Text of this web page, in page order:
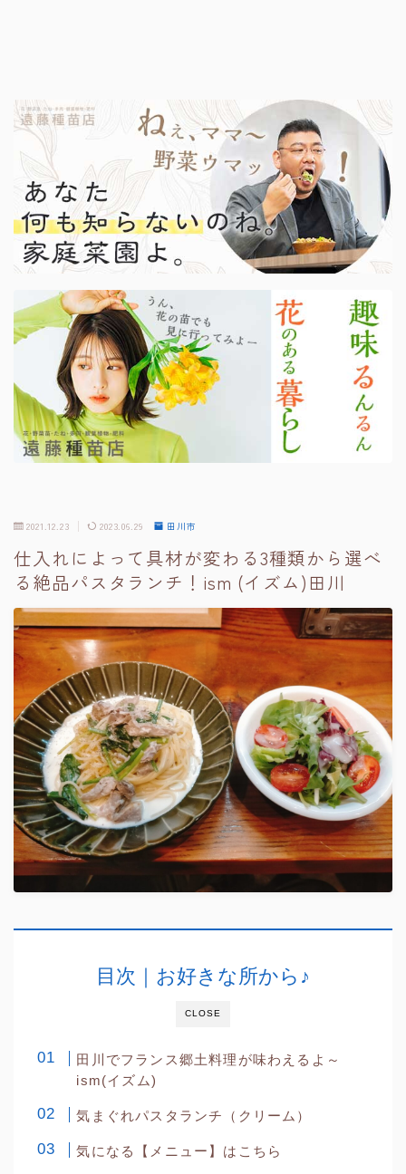
2021.12.23 2023.06.29 田川市
仕入れによって具材が変わる3種類から選べ
る絶品パスタランチ！ism (イズム)田川
CLOSE
目次｜お好きな所から♪
田川でフランス郷土料理が味わえるよ～
ism(イズム)
気まぐれパスタランチ（クリーム）
気になる【メニュー】はこちら